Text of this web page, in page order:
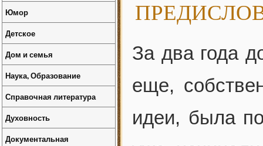
За два года
еще,
идеи, была
Юмор
Детское
Дом и семья
Наука, Образование
Справочная литература
Духовность
Документальная